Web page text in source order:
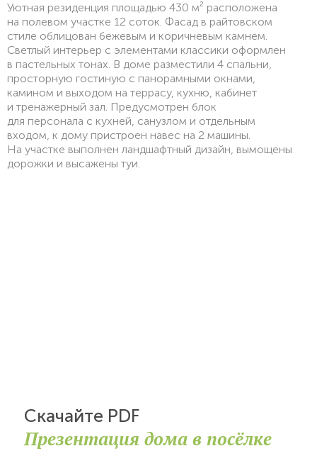
Уютная резиденция площадью 430 м² расположена
на полевом участке 12 соток. Фасад в райтовском
стиле облицован бежевым и коричневым камнем.
Светлый интерьер с элементами классики оформлен
в пастельных тонах. В доме разместили 4 спальни,
просторную гостиную с панорамными окнами,
камином и выходом на террасу, кухню, кабинет
и тренажерный зал. Предусмотрен блок
для персонала с кухней, санузлом и отдельным
входом, к дому пристроен навес на 2 машины.
На участке выполнен ландшафтный дизайн, вымощены
дорожки и высажены туи.
Скачайте PDF
Презентация дома в посёлке